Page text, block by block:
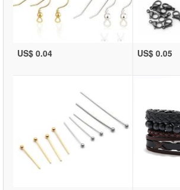
US$ 0.04 US$ 0.05